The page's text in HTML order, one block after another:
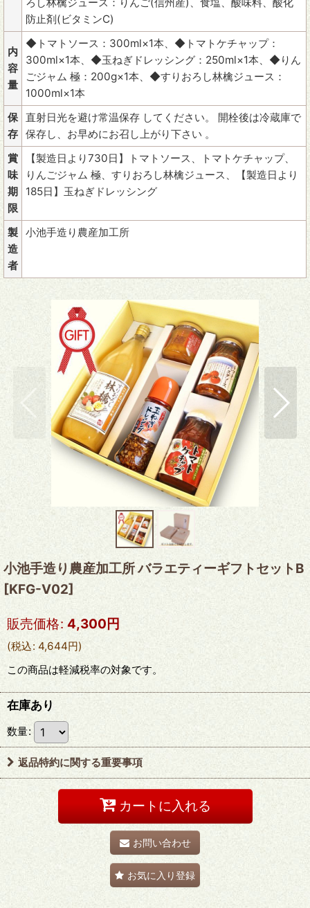
防止剤(ビタミンC)
内
容
量
◆トマトソース：300ml×1本、◆トマトケチャップ：
300ml×1本、◆玉ねぎドレッシング：250ml×1本、◆りん
ごジャム 極：200g×1本、◆すりおろし林檎ジュース：
1000ml×1本
保
存
直射日光を避け常温保存 してください。 開栓後は冷蔵庫で
保存し、お早めにお召し上がり下さい 。
賞
味
期
限
【製造日より730日】トマトソース、トマトケチャップ、
りんごジャム 極、すりおろし林檎ジュース、【製造日より
185日】玉ねぎドレッシング
製
造
者
小池手造り農産加工所
小池手造り農産加工所 バラエティーギフトセットB
[KFG-V02]
販売価格: 4,300 円
(税込: 4,644円)
この商品は軽減税率の対象です。
在庫あり
数量:
返品特約に関する重要事項
カートに入れる
お問い合わせ
お気に入り登録